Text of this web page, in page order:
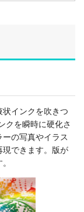
インクを吹きつ
クを瞬時に硬化さ
の写真やイラス
現できます。版が